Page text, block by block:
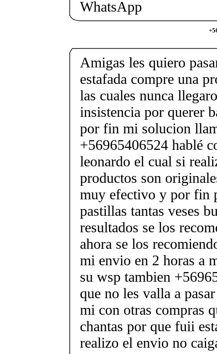
WhatsApp
Amigas les quiero
estafada compre una
las cuales nunca
insistencia por querer
por fin mi solucion
+56965406524 hablé
leonardo el cual si
productos son
muy efectivo y por fin
pastillas tantas veses
resultados se los
ahora se los
mi envio en 2 horas a
su wsp tambien
que no les valla a
mi con otras compras
chantas por que fuii
realizo el envio no